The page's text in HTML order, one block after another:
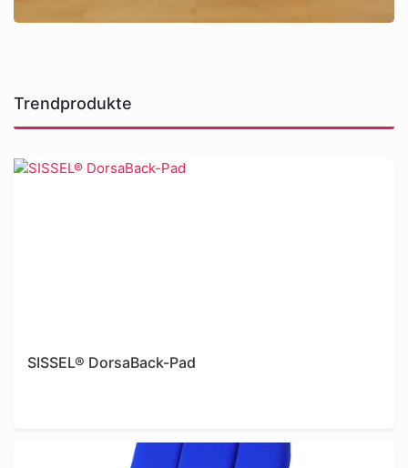
Trendprodukte
SISSEL® DorsaBack-Pad